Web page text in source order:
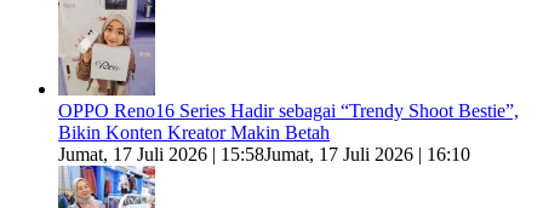
OPPO Reno16 Series Hadir sebagai “Trendy Shoot Bestie”,
Bikin Konten Kreator Makin Betah
Jumat, 17 Juli 2026 | 15:58Jumat, 17 Juli 2026 | 16:10